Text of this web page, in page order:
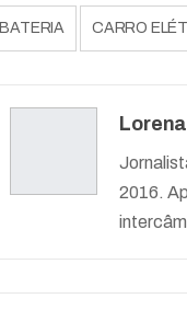
BATERIA CARRO
2016.